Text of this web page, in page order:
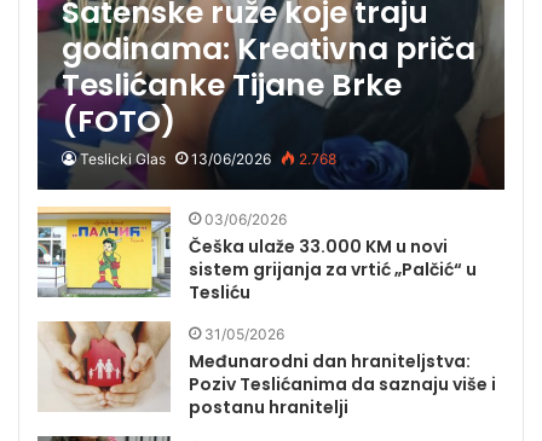
Satenske ruže koje traju
godinama: Kreativna priča
Teslićanke Tijane Brke
(FOTO)
Teslicki Glas 13/06/2026 2.768
03/06/2026
Češka ulaže 33.000 KM u novi
sistem grijanja za vrtić „Palčić“ u
Tesliću
31/05/2026
Međunarodni dan hraniteljstva:
Poziv Teslićanima da saznaju više i
postanu hranitelji